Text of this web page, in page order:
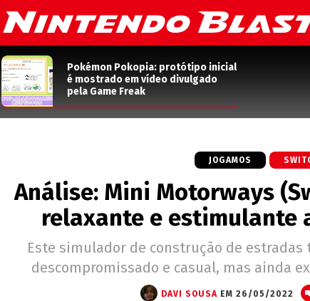
Pokémon Pokopia: protótipo inicial
é mostrado em vídeo divulgado
pela Game Freak
JOGAMOS
Análise: Mini Motorways
relaxante e estimulante
Este simulador de construção de
descompromissado e casual, mas ainda
DAVI SOUSA EM 26/05/2022